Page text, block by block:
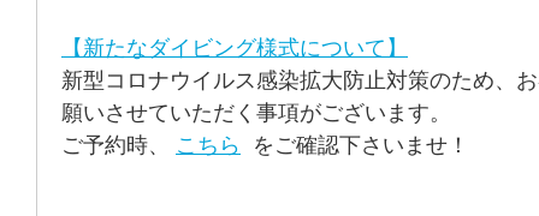
【新たなダイビング様式について】
新型コロナウイルス感染拡大防止対策のため、
願いさせていただく事項がございます。
ご予約時、 こちら をご確認下さいませ！